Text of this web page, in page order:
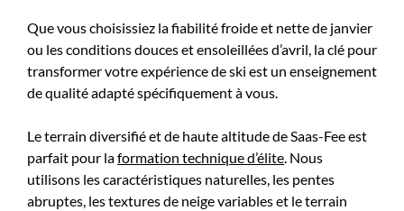
Que vous choisissiez la fiabilité froide et nette de janvier
ou les conditions douces et ensoleillées d’avril, la clé pour
transformer votre expérience de ski est un enseignement
de qualité adapté spécifiquement à vous.
Le terrain diversifié et de haute altitude de Saas-Fee est
parfait pour laformation technique d’élite . Nous
utilisons les caractéristiques naturelles, les pentes
abruptes, les textures de neige variables et le terrain